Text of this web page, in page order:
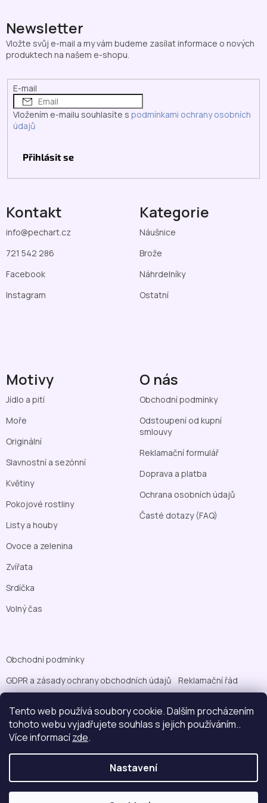
Tento web používá soubory cookie. Dalším procházením
tohoto webu vyjadřujete souhlas s jejich používáním..
Více informacízde.
Nastavení
Kontakt
info@pechart.cz
721 542 286
Facebook
Instagram
Kategorie
Náušnice
Brože
Náhrdelníky
Ostatní
Motivy
Jídlo a pití
Moře
Originální
Slavnostní a sezónní
Květiny
Pokojové rostliny
Listy a houby
Ovoce a zelenina
Zvířata
Srdíčka
Volný čas
O nás
Obchodní podmínky
Odstoupení od kupní
smlouvy
Reklamační formulář
Doprava a platba
Ochrana osobních údajů
Časté dotazy (FAQ)
Newsletter
Vložte svůj e-mail a my vám budeme zasílat informace o nových
produktech na našem e-shopu.
E-mail
Vložením e-mailu souhlasíte s podmínkami ochrany osobních
údajů
Přihlásit se
Obchodní podmínky
GDPR a zásady ochrany obchodních údajů
Reklamační řád
Vytvořil Shoptet